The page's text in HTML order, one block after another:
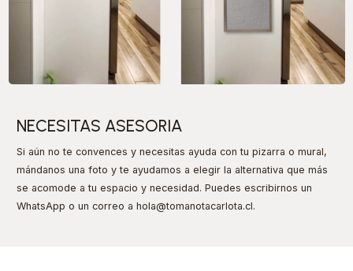
NECESITAS ASESORIA
Si aún no te convences y necesitas ayuda con tu pizarra o mural,
mándanos una foto y te ayudamos a elegir la alternativa que más
se acomode a tu espacio y necesidad. Puedes escribirnos un
WhatsApp o un correo a hola@tomanotacarlota.cl.